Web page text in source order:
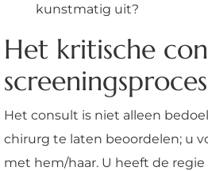
kunstmatig uit?
Het kritische
screeningsproces
Het consult is niet alleen
chirurg te laten beoordelen; u
met hem/haar. U heeft de regie